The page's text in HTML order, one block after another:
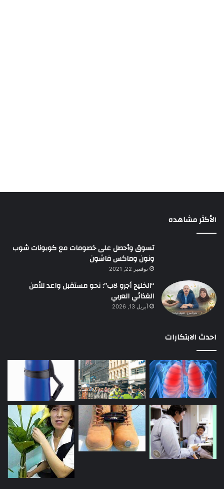
الأكثر مشاهده
تسوق وأحصل على خصومات مع كوبونات شوب
ونون وماكس فاشون
نوفمبر 22, 2021
“الخليج أجرو لاب”: نحو مستقبل واعد للأمن
الغذائي العربي
أبريل 13, 2026
احدث الابتكارات